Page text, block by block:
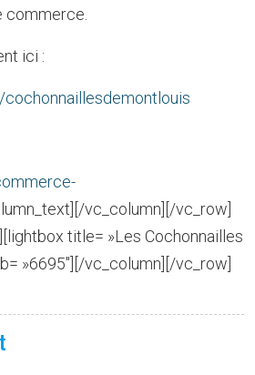
commerce.
ici :
vc_column][/vc_row]
title= »Les Cochonnailles
»6695″][/vc_column][/vc_row]